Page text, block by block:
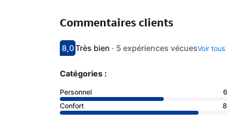
Commentaires clients
Avec une note de 8
8,0
très bienTrès bien · 5 expériences vécuesVoir
Catégories :
Personnel
Confort